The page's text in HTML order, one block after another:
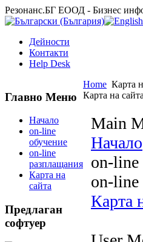
Резонанс.БГ ЕООД - Бизнес
Дейности
Контакти
Help Desk
Главно Меню
Начало
on-line
обучение
on-line
разплащания
Карта на
сайта
Предлаган
софтуер
Home Карта
Карта на сайта
Main
Начало
on-line
on-line
Карта